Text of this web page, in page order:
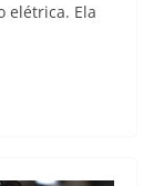
elétrica. Ela